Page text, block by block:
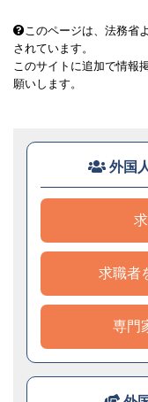
このページは、法務省
されています。
このサイトに追加で情報
願いします。
外国
求職者
専門